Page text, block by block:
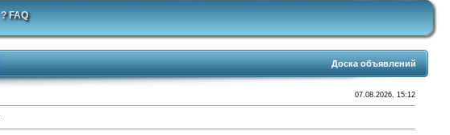
? FAQ
Доска объявлений
07.08.2026, 15:12